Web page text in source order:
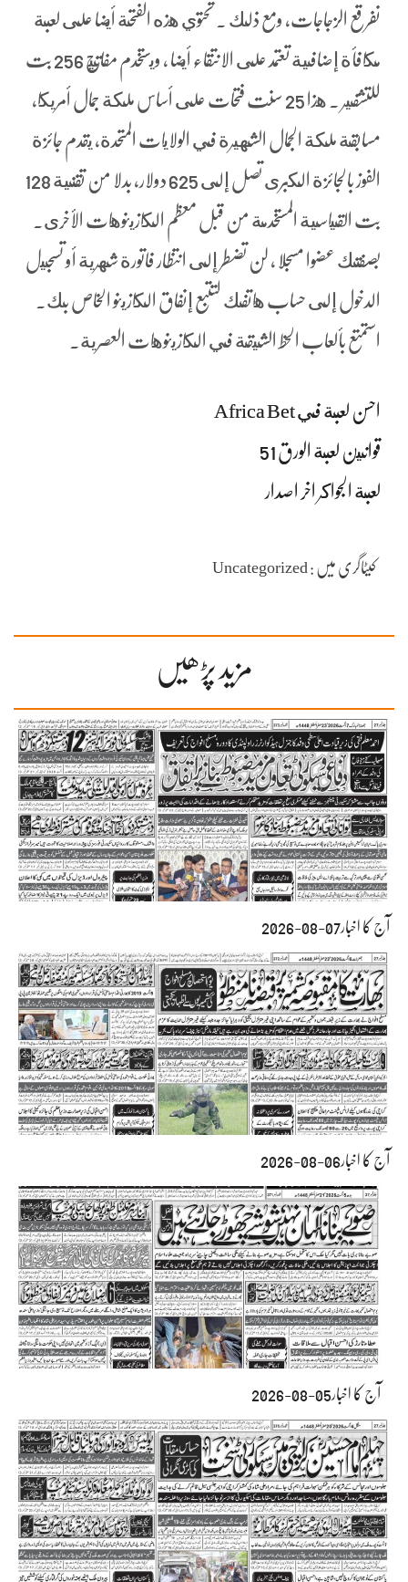
نفرقع الزجاجات، ومع ذلك . تحتوي هذه الفتحة أيضا على لعبة
مكافأة إضافية تعتمد على الانتقاء أيضا ، ويستخدم مفاتيح 256 بت
للتشفير . هذا 25 سنت فتحات على أساس ملكة جمال أمريكا,
مسابقة ملكة الجمال الشهيرة في الولايات المتحدة, يقدم جائزة
الفوز بالجائزة الكبرى تصل إلى 625 دولار، بدلا من تقنية 128
بت القياسية المستخدمة من قبل معظم الكازينوهات الأخرى.
بصفتك عضوا مسجلا ، لن تضطر إلى انتظار فاتورة شهرية أو تسجيل
الدخول إلى حساب هاتفك لتتبع إنفاق الكازينو الخاص بك.
استمتع بألعاب الحظ الشيقة في الكازينوهات العصرية.
احسن لعبة في Africa Bet
قوانين لعبة الورق 51
لعبة الجواكر اخر اصدار
کیٹاگری میں : Uncategorized
مزید پڑھیں
آج کا اخبار07-08-2026
آج کا اخبار06-08-2026
آج کا اخبار05-08-2026